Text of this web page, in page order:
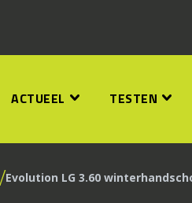
ACTUEEL TESTEN
/Evolution LG 3.60